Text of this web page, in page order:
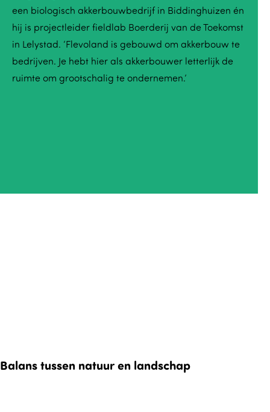
een biologisch akkerbouwbedrijf in Biddinghuizen én
hij is projectleider fieldlab Boerderij van de Toekomst
in Lelystad. ‘Flevoland is gebouwd om akkerbouw te
bedrijven. Je hebt hier als akkerbouwer letterlijk de
ruimte om grootschalig te ondernemen.’
Balans tussen natuur en landschap